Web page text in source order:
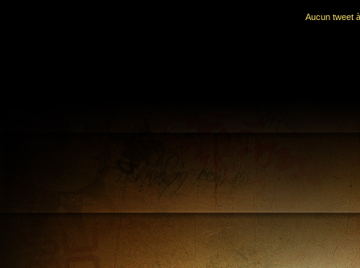
Aucun tweet